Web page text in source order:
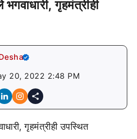
गृहमंत्रीही
20, 2022 2:48 PM
गृहमंत्रीही उपस्थित